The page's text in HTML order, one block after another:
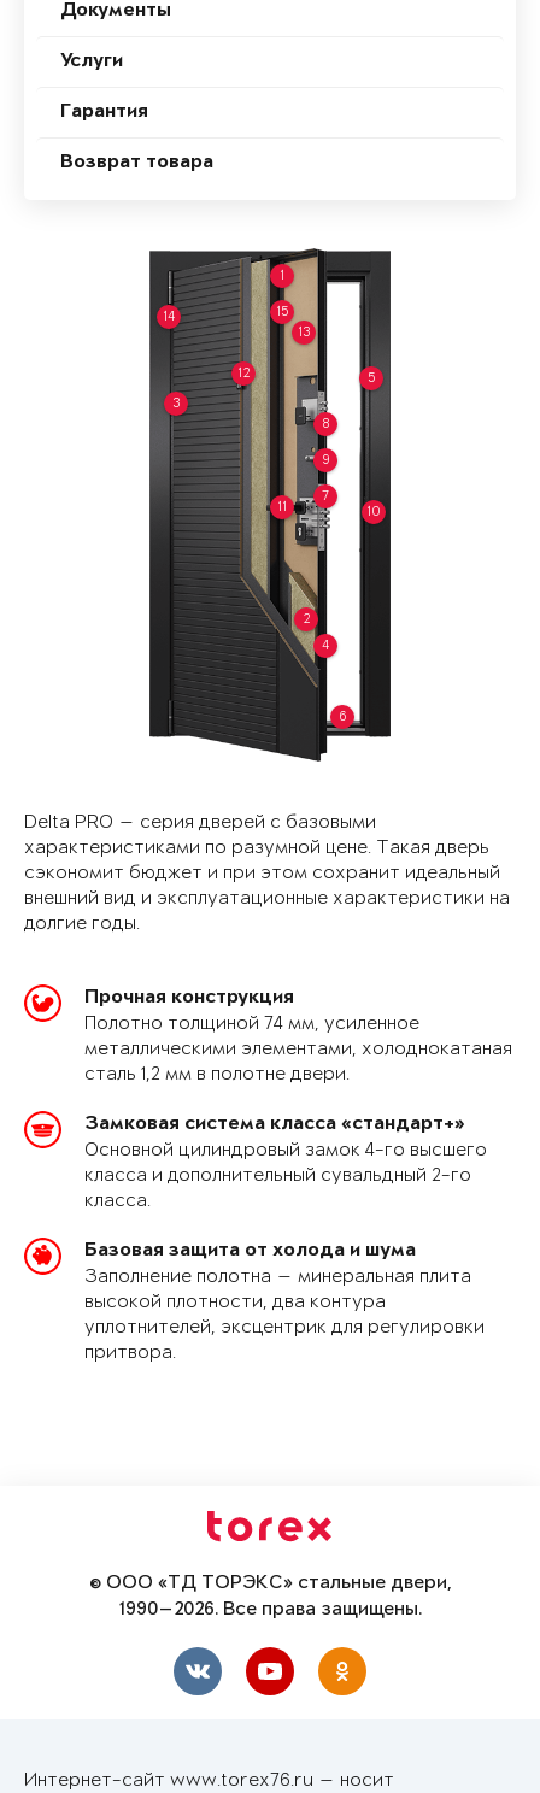
Документы
Услуги
Гарантия
Возврат товара
1
2
3
4
5
6
7
8
9
10
11
12
13
14 15
Delta PRO — серия дверей с базовыми
характеристиками по разумной цене. Такая дверь
сэкономит бюджет и при этом сохранит идеальный
внешний вид и эксплуатационные характеристики на
долгие годы.
Прочная конструкция
Полотно толщиной 74 мм, усиленное
металлическими элементами, холоднокатаная
сталь 1,2 мм в полотне двери.
Замковая система класса «стандарт+»
Основной цилиндровый замок 4-го высшего
класса и дополнительный сувальдный 2-го
класса.
Базовая защита от холода и шума
Заполнение полотна — минеральная плита
высокой плотности, два контура
уплотнителей, эксцентрик для регулировки
притвора.
© ООО «ТД ТОРЭКС» стальные двери,
1990—2026. Все права защищены.
Интернет-сайт www.torex76.ru — носит